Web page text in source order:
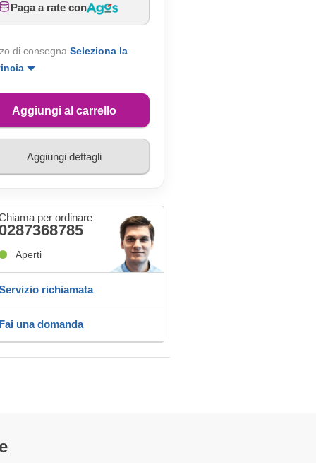
Paga a rate con
di consegna Seleziona la
Aggiungi al carrello
Aggiungi dettagli
per ordinare
Aperti
richiamata
una domanda